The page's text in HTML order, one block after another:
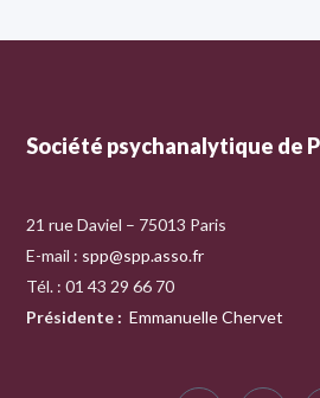
Société psychanalytique de
21 rue Daviel – 75013 Paris
E-mail : spp@spp.asso.fr
Tél. : 01 43 29 66 70
Présidente : Emmanuelle Chervet